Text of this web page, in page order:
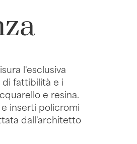
l'esclusiva
di fattibilità e i
e resina.
inserti policromi
dall'architetto